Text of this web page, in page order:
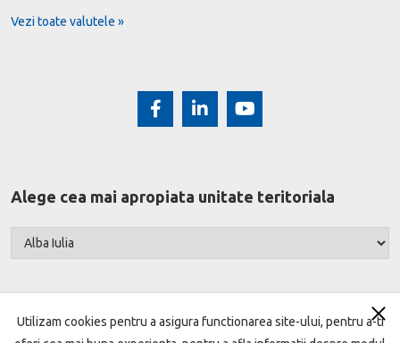
Vezi toate valutele »
Alege cea mai apropiata unitate teritoriala
Utilizam cookies pentru a asigura functionarea site-ului, pentru a-ti